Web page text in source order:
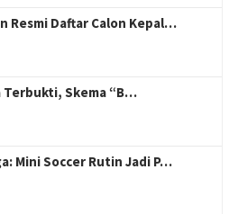
Resmi Daftar Calon Kepal…
Terbukti, Skema “B…
Mini Soccer Rutin Jadi P…